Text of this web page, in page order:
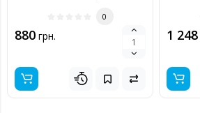
0
880 грн. 1 248